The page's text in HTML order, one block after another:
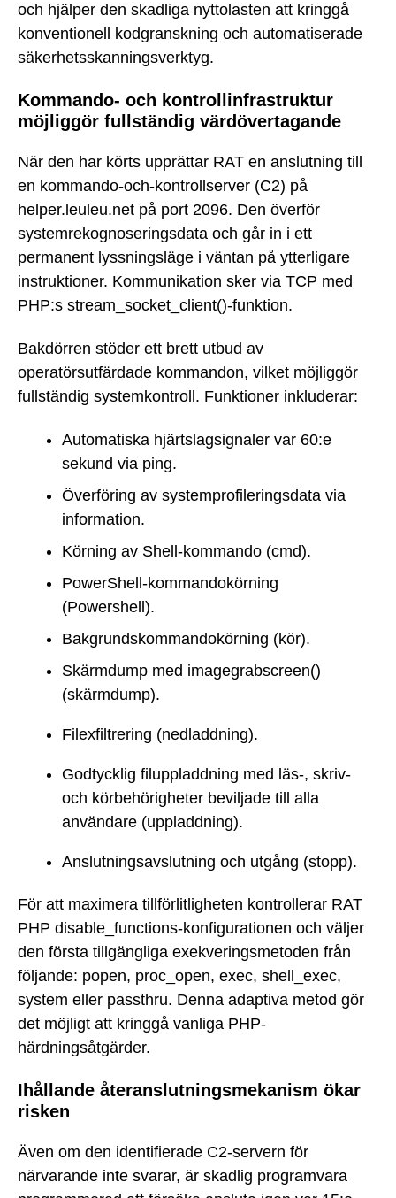
och hjälper den skadliga nyttolasten att kringgå
konventionell kodgranskning och automatiserade
säkerhetsskanningsverktyg.
Kommando- och kontrollinfrastruktur
möjliggör fullständig värdövertagande
När den har körts upprättar RAT en anslutning till
en kommando-och-kontrollserver (C2) på
helper.leuleu.net på port 2096. Den överför
systemrekognoseringsdata och går in i ett
permanent lyssningsläge i väntan på ytterligare
instruktioner. Kommunikation sker via TCP med
PHP:s stream_socket_client()-funktion.
Bakdörren stöder ett brett utbud av
operatörsutfärdade kommandon, vilket möjliggör
fullständig systemkontroll. Funktioner inkluderar:
Automatiska hjärtslagsignaler var 60:e
sekund via ping.
Överföring av systemprofileringsdata via
information.
Körning av Shell-kommando (cmd).
PowerShell-kommandokörning
(Powershell).
Bakgrundskommandokörning (kör).
Skärmdump med imagegrabscreen()
(skärmdump).
Filexfiltrering (nedladdning).
Godtycklig filuppladdning med läs-, skriv-
och körbehörigheter beviljade till alla
användare (uppladdning).
Anslutningsavslutning och utgång (stopp).
För att maximera tillförlitligheten kontrollerar RAT
PHP disable_functions-konfigurationen och väljer
den första tillgängliga exekveringsmetoden från
följande: popen, proc_open, exec, shell_exec,
system eller passthru. Denna adaptiva metod gör
det möjligt att kringgå vanliga PHP-
härdningsåtgärder.
Ihållande återanslutningsmekanism ökar
risken
Även om den identifierade C2-servern för
närvarande inte svarar, är skadlig programvara